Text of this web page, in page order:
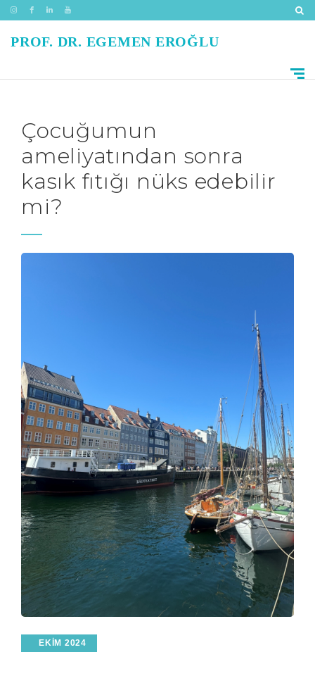
PROF. DR. EGEMEN EROĞLU
Çocuğumun
ameliyatından sonra
kasık fıtığı nüks edebilir
mi?
EKIM 2024